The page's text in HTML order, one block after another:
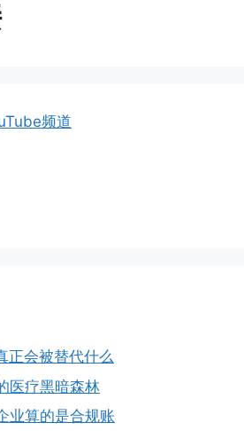
频道
正会被替代什么
医疗黑暗森林
业算的是合规账